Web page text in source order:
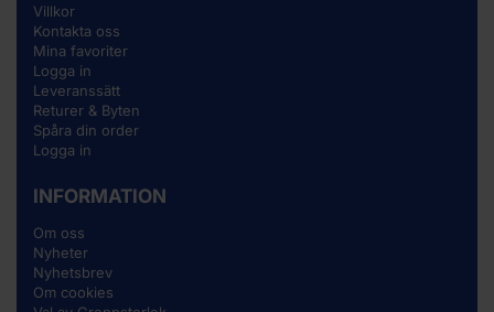
Villkor
Kontakta oss
Mina favoriter
Logga in
Leveranssätt
Returer & Byten
Spåra din order
Logga in
INFORMATION
Om oss
Nyheter
Nyhetsbrev
Om cookies